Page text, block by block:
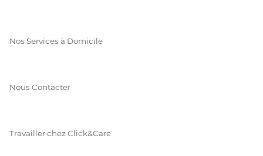
Nos Services à Domicile
Nous Contacter
Travailler chez Click&Care